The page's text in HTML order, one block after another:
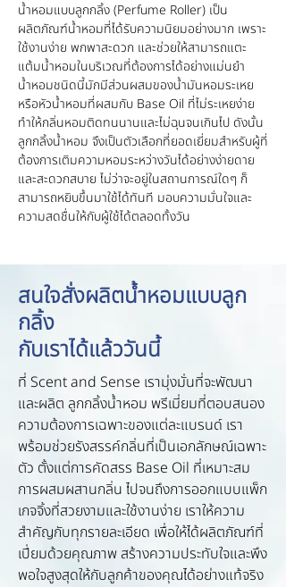
น้ำหอมแบบลูกกลิ้ง (Perfume Roller) เป็น
ผลิตภัณฑ์น้ำหอมที่ได้รับความนิยมอย่างมาก เพราะ
ใช้งานง่าย พกพาสะดวก และช่วยให้สามารถแตะ
แต้มน้ำหอมในบริเวณที่ต้องการได้อย่างแม่นยำ
น้ำหอมชนิดนี้มักมีส่วนผสมของน้ำมันหอมระเหย
หรือหัวน้ำหอมที่ผสมกับ Base Oil ที่ไม่ระเหยง่าย
ทำให้กลิ่นหอมติดทนนานและไม่ฉุนจนเกินไป ดังนั้น
ลูกกลิ้งน้ำหอม จึงเป็นตัวเลือกที่ยอดเยี่ยมสำหรับผู้ที่
ต้องการเติมความหอมระหว่างวันได้อย่างง่ายดาย
และสะดวกสบาย ไม่ว่าจะอยู่ในสถานการณ์ใดๆ ก็
สามารถหยิบขึ้นมาใช้ได้ทันที มอบความมั่นใจและ
ความสดชื่นให้กับผู้ใช้ได้ตลอดทั้งวัน
สนใจสั่งผลิตน้ำหอมแบบลูก
กลิ้ง
กับเราได้แล้ววันนี้
ที่ Scent and Sense เรามุ่งมั่นที่จะพัฒนา
และผลิต ลูกกลิ้งน้ำหอม พรีเมี่ยมที่ตอบสนอง
ความต้องการเฉพาะของแต่ละแบรนด์ เรา
พร้อมช่วยรังสรรค์กลิ่นที่เป็นเอกลักษณ์เฉพาะ
ตัว ตั้งแต่การคัดสรร Base Oil ที่เหมาะสม
การผสมผสานกลิ่น ไปจนถึงการออกแบบแพ็ก
เกจจิ้งที่สวยงามและใช้งานง่าย เราให้ความ
สำคัญกับทุกรายละเอียด เพื่อให้ได้ผลิตภัณฑ์ที่
เปี่ยมด้วยคุณภาพ สร้างความประทับใจและพึง
พอใจสูงสุดให้กับลูกค้าของคุณได้อย่างแท้จริง